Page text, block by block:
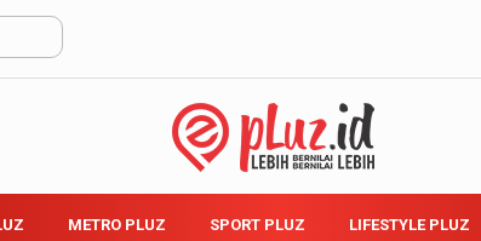
METRO PLUZ SPORT PLUZ LIFESTYLE PLUZ